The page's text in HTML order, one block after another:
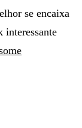
se encaixa
interessante